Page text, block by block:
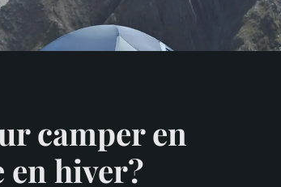
camper en
en hiver?